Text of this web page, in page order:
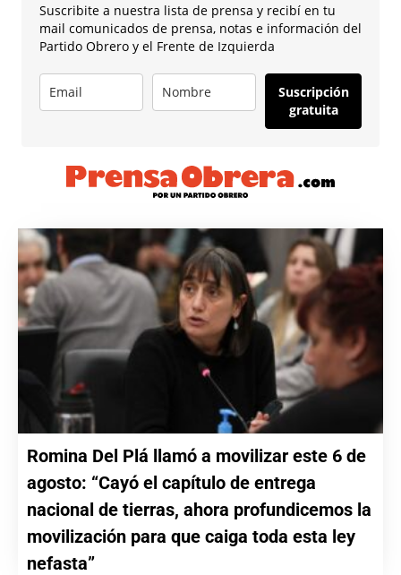
Suscribite a nuestra lista de prensa y recibí en tu
mail comunicados de prensa, notas e información del
Partido Obrero y el Frente de Izquierda
Suscripción
gratuita
Romina Del Plá llamó a movilizar este 6 de
agosto: “Cayó el capítulo de entrega
nacional de tierras, ahora profundicemos la
movilización para que caiga toda esta ley
nefasta”